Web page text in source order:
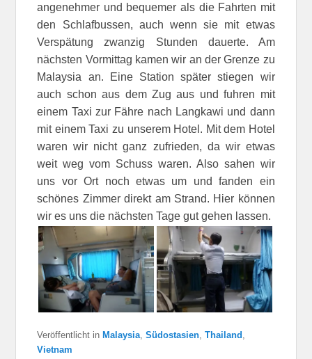
angenehmer und bequemer als die Fahrten mit
den Schlafbussen, auch wenn sie mit etwas
Verspätung zwanzig Stunden dauerte. Am
nächsten Vormittag kamen wir an der Grenze zu
Malaysia an. Eine Station später stiegen wir
auch schon aus dem Zug aus und fuhren mit
einem Taxi zur Fähre nach Langkawi und dann
mit einem Taxi zu unserem Hotel. Mit dem Hotel
waren wir nicht ganz zufrieden, da wir etwas
weit weg vom Schuss waren. Also sahen wir
uns vor Ort noch etwas um und fanden ein
schönes Zimmer direkt am Strand. Hier können
wir es uns die nächsten Tage gut gehen lassen.
Veröffentlicht in Malaysia,Südostasien,Thailand ,
Vietnam